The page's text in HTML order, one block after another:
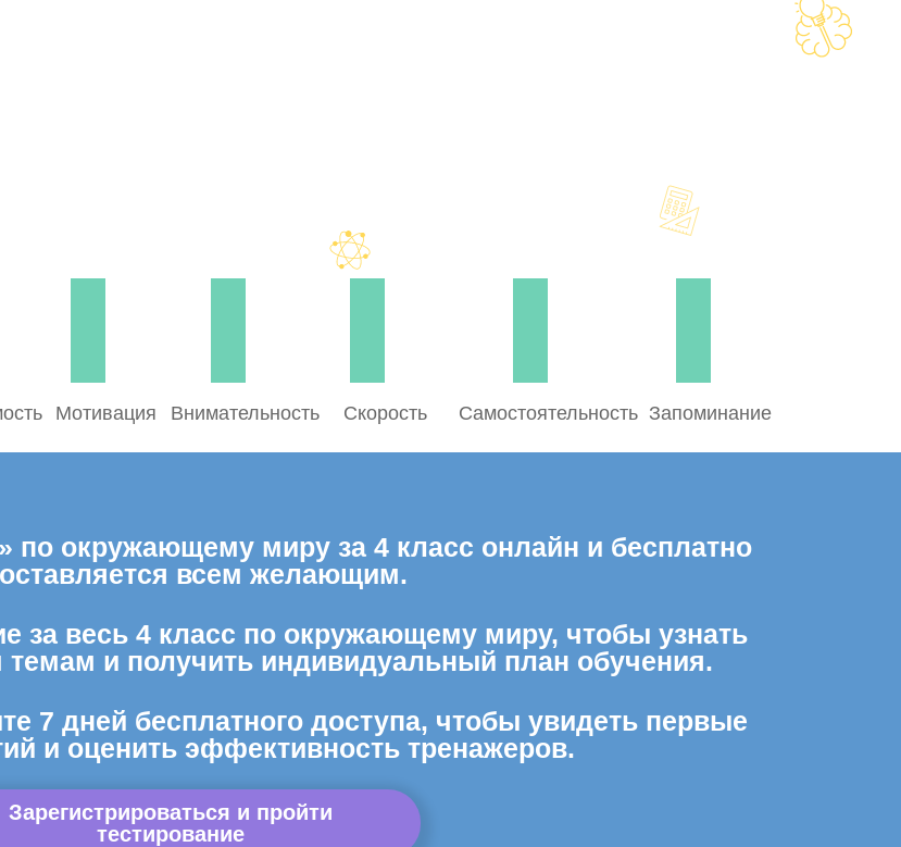
Мотивация Внимательность Скорость Самостоятельность Запоминание
по окружающему миру за 4 класс онлайн и бесплатно
всем желающим.
за весь 4 класс по окружающему миру, чтобы узнать
и получить индивидуальный план обучения.
7 дней бесплатного доступа, чтобы увидеть первые
и оценить эффективность тренажеров.
Зарегистрироваться и пройти
тестирование